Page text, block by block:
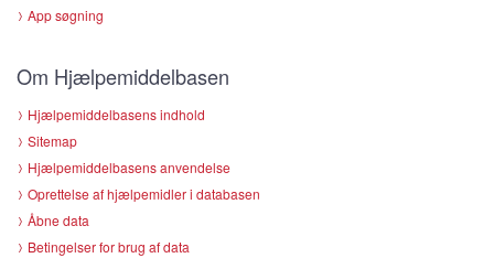
App søgning
Om Hjælpemiddelbasen
Hjælpemiddelbasens indhold
Sitemap
Hjælpemiddelbasens anvendelse
Oprettelse af hjælpemidler i databasen
Åbne data
Betingelser for brug af data